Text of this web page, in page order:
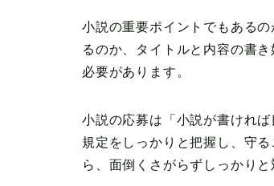
小説の重要ポイントでもある
るのか、タイトルと内容の書
必要があります。
小説の応募は「小説が書けれ
規定をしっかりと把握し、守
ら、面倒くさがらずしっかりと